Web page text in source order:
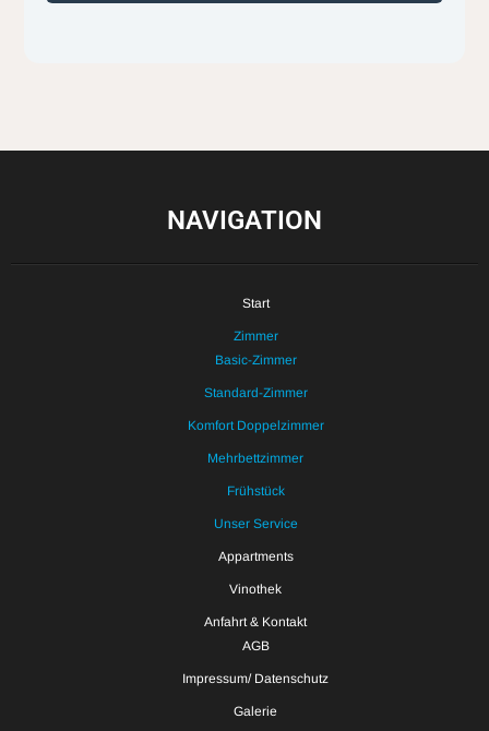
NAVIGATION
Start
Zimmer
Basic-Zimmer
Standard-Zimmer
Komfort Doppelzimmer
Mehrbettzimmer
Frühstück
Unser Service
Appartments
Vinothek
Anfahrt & Kontakt
AGB
Impressum/ Datenschutz
Galerie